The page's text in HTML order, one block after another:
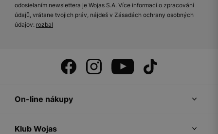
odosielaním newslettera je Wojas S.A. Více informací o zpracování
údajů, vrátane tvojich práv, nájdeš v Zásadách ochrany osobných
údajov: rozbal
On-line nákupy
Klub Wojas